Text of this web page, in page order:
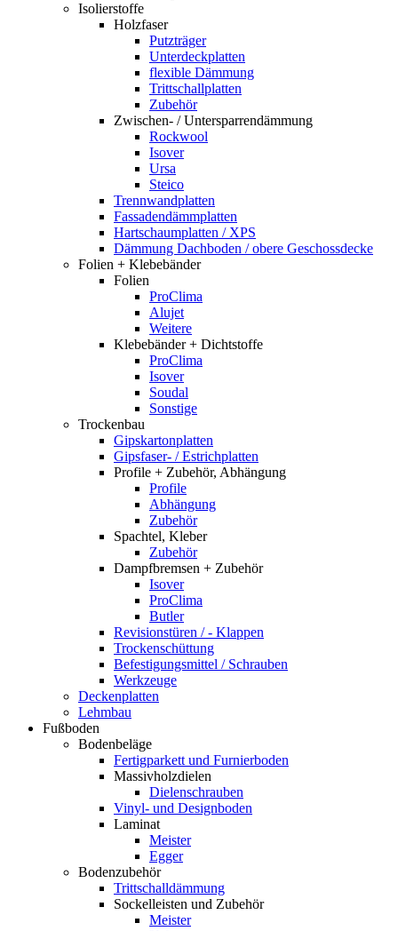
Isolierstoffe
Holzfaser
Putzträger
Unterdeckplatten
flexible Dämmung
Trittschallplatten
Zubehör
Zwischen- / Untersparrendämmung
Rockwool
Isover
Ursa
Steico
Trennwandplatten
Fassadendämmplatten
Hartschaumplatten / XPS
Dämmung Dachboden / obere Geschossdecke
Folien + Klebebänder
Folien
ProClima
Alujet
Weitere
Klebebänder + Dichtstoffe
ProClima
Isover
Soudal
Sonstige
Trockenbau
Gipskartonplatten
Gipsfaser- / Estrichplatten
Profile + Zubehör, Abhängung
Profile
Abhängung
Zubehör
Spachtel, Kleber
Zubehör
Dampfbremsen + Zubehör
Isover
ProClima
Butler
Revisionstüren / - Klappen
Trockenschüttung
Befestigungsmittel / Schrauben
Werkzeuge
Deckenplatten
Lehmbau
Fußboden
Bodenbeläge
Fertigparkett und Furnierboden
Massivholzdielen
Dielenschrauben
Vinyl- und Designboden
Laminat
Meister
Egger
Bodenzubehör
Trittschalldämmung
Sockelleisten und Zubehör
Meister